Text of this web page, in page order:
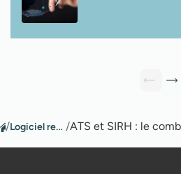
/ Logiciel recrutement /